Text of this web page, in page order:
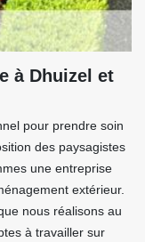
à Dhuizel et
pour prendre soin
des paysagistes
une entreprise
extérieur.
nous réalisons au
à travailler sur